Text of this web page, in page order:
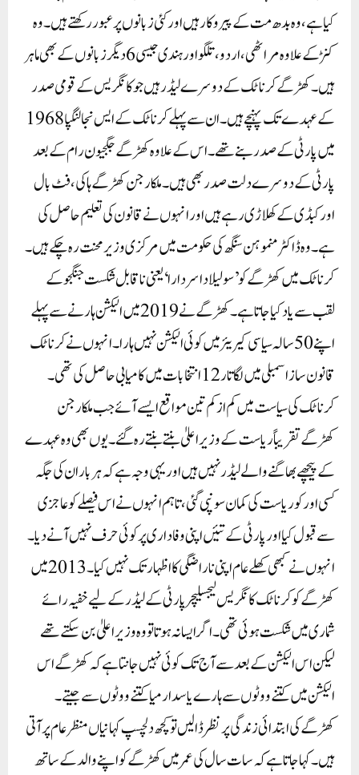
کیا ہے، وہ بدھ مت کے پیروکار ہیں اور کئی زبانوں پر عبور رکھتے ہیں۔ وہ
کنڑ کے علاوہ مراٹھی، اردو، تلگو اور ہندی جیسی 6 دیگر زبانوں کے بھی ماہر
ہیں۔کھڑگے کرناٹک کے دوسرے لیڈر ہیں جو کانگریس کے قومی صدر
کے عہدے تک پہنچے ہیں۔ ان سے پہلے کرناٹک کے ایس نجالنگپا 1968
میں پارٹی کے صدر بنے تھے۔ اس کے علاوہ کھڑگے جگجیون رام کے بعد
پارٹی کے دوسرے دلت صدر بھی ہیں۔ملکارجن کھڑگے ہاکی، فٹ بال
اور کبڈی کے کھلاڑی رہے ہیں اور انہوں نے قانون کی تعلیم حاصل کی
ہے۔ وہ ڈاکٹر منموہن سنگھ کی حکومت میں مرکزی وزیر محنت رہ چکے ہیں۔
کرناٹک میں کھڑگے کو ’سولیلادا سردارا ‘ یعنی ناقابل شکست جنگجو کے
لقب سے یاد کیا جاتا ہے۔ کھڑگے نے 2019 میں الیکشن ہارنے سے پہلے
اپنے 50 سالہ سیاسی کیریئر میں کوئی الیکشن نہیں ہارا۔ انہوں نے کرناٹک
قانون ساز اسمبلی میں لگاتار 12 انتخابات میں کامیابی حاصل کی تھی۔
کرناٹک کی سیاست میں کم از کم تین مواقع ایسے آئے جب ملکارجن
کھڑگے تقریباً ریاست کے وزیر اعلیٰ بنتے بنتے رہ گئے۔ یوں بھی وہ عہدے
کے پیچھے بھاگنے والے لیڈر نہیں ہیں اور یہی وجہ ہے کہ ہر بار ان کی جگہ
کسی اور کو ریاست کی کمان سونپی گئی، تاہم انہوں نے اس فیصلے کو عاجزی
سے قبول کیا اور پارٹی کے تئیں اپنی وفاداری پر کوئی حرف نہیں آنے دیا۔
انہوں نے کبھی کھلے عام اپنی ناراضگی کا اظہار تک نہیں کیا۔2013 میں
کھڑگے کو کرناٹک کانگریس لیجسلیچر پارٹی کے لیڈر کے لیے خفیہ رائے
شماری میں شکست ہوئی تھی۔ اگر ایسا نہ ہوتا تو وہ وزیر اعلیٰ بن سکتے تھے
لیکن اس الیکشن کے بعد سے آج تک کوئی نہیں جانتا ہے کہ کھڑگے اس
الیکشن میں کتنے ووٹوں سے ہارے یا سدا رمیا کتنے ووٹوں سے جیتے۔
کھڑگے کی ابتدائی زندگی پر نظر ڈالیں تو کچھ دلچسپ کہانیاں منظر عام پر آتی
ہیں۔ کہا جاتا ہے کہ سات سال کی عمر میں کھڑگے کو اپنے والد کے ساتھ